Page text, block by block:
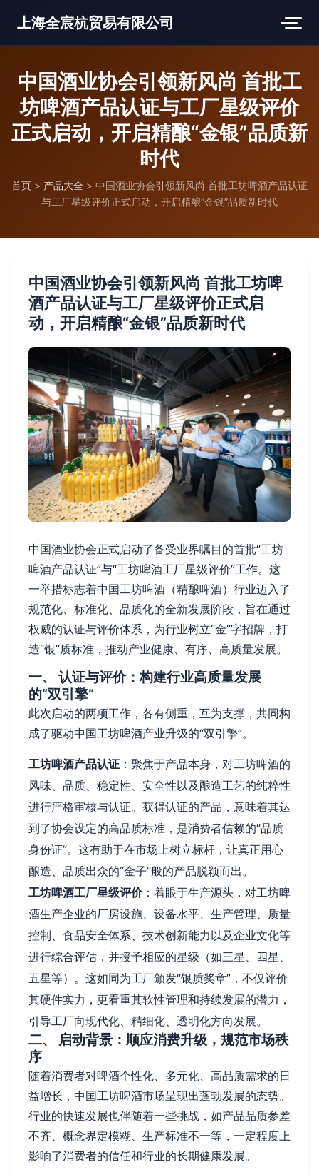
上海全宸杭贸易有限公司
中国酒业协会引领新风尚 首批工
坊啤酒产品认证与工厂星级评价
正式启动，开启精酿“金银”品质新
时代
首页 > 产品大全 > 中国酒业协会引领新风尚 首批工坊啤酒产品认证
与工厂星级评价正式启动，开启精酿“金银”品质新时代
中国酒业协会引领新风尚 首批工坊啤
酒产品认证与工厂星级评价正式启
动，开启精酿“金银”品质新时代
中国酒业协会正式启动了备受业界瞩目的首批“工坊
啤酒产品认证”与“工坊啤酒工厂星级评价”工作。这
一举措标志着中国工坊啤酒（精酿啤酒）行业迈入了
规范化、标准化、品质化的全新发展阶段，旨在通过
权威的认证与评价体系，为行业树立“金”字招牌，打
造“银”质标准，推动产业健康、有序、高质量发展。
一、 认证与评价：构建行业高质量发展
的“双引擎”
此次启动的两项工作，各有侧重，互为支撑，共同构
成了驱动中国工坊啤酒产业升级的“双引擎”。
工坊啤酒产品认证 ：聚焦于产品本身，对工坊啤酒的
风味、品质、稳定性、安全性以及酿造工艺的纯粹性
进行严格审核与认证。获得认证的产品，意味着其达
到了协会设定的高品质标准，是消费者信赖的“品质
身份证”。这有助于在市场上树立标杆，让真正用心
酿造、品质出众的“金子”般的产品脱颖而出。
工坊啤酒工厂星级评价：着眼于生产源头，对工坊啤
酒生产企业的厂房设施、设备水平、生产管理、质量
控制、食品安全体系、技术创新能力以及企业文化等
进行综合评估，并授予相应的星级（如三星、四星、
五星等）。这如同为工厂颁发“银质奖章”，不仅评价
其硬件实力，更看重其软性管理和持续发展的潜力，
引导工厂向现代化、精细化、透明化方向发展。
二、 启动背景：顺应消费升级，规范市场秩
序
随着消费者对啤酒个性化、多元化、高品质需求的日
益增长，中国工坊啤酒市场呈现出蓬勃发展的态势。
行业的快速发展也伴随着一些挑战，如产品品质参差
不齐、概念界定模糊、生产标准不一等，一定程度上
影响了消费者的信任和行业的长期健康发展。